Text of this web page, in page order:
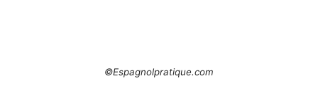
©Espagnolpratique.com